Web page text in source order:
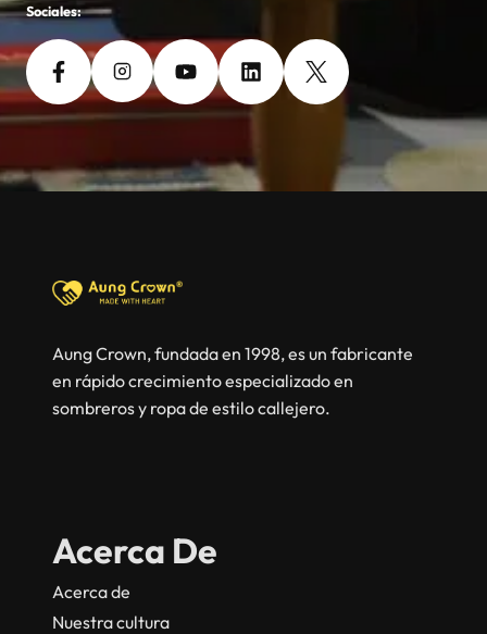
Sociales:
Aung Crown, fundada en 1998, es un fabricante
en rápido crecimiento especializado en
sombreros y ropa de estilo callejero.
Acerca De
Acerca de
Nuestra cultura